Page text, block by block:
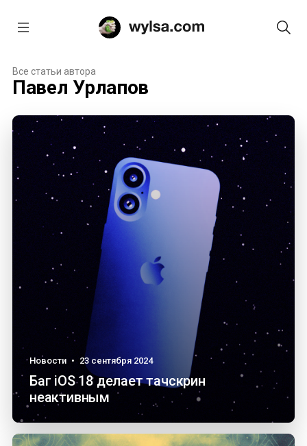
Все статьи автора
Павел Урлапов
Новости • 23 сентября 2024
Баг iOS 18 делает тачскрин
неактивным